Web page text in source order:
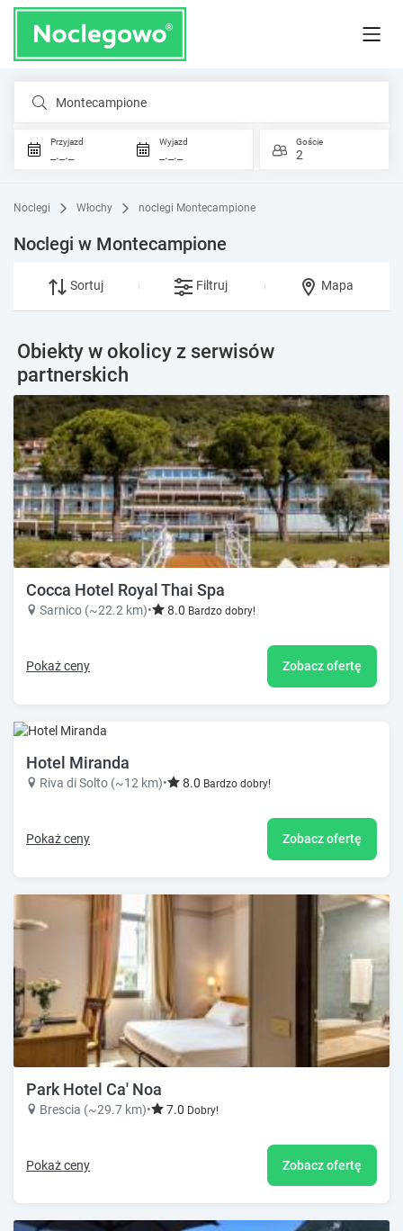
Montecampione
Przyjazd
_._._
Wyjazd
_._._
Goście
2
Noclegi Włochy noclegi Montecampione
Noclegi w Montecampione
Sortuj Filtruj Mapa
Obiekty w okolicy z serwisów
partnerskich
Cocca Hotel Royal Thai Spa
Sarnico (~22.2 km)• 8.0 Bardzo dobry!
Pokaż ceny Zobacz ofertę
Hotel Miranda
Riva di Solto (~12 km)• 8.0 Bardzo dobry!
Pokaż ceny Zobacz ofertę
Park Hotel Ca' Noa
Brescia (~29.7 km)• 7.0 Dobry!
Pokaż ceny Zobacz ofertę